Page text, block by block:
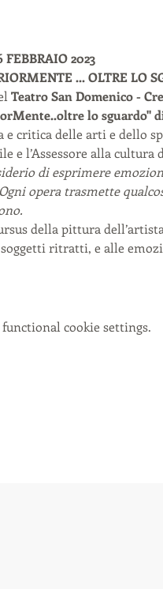
2023
... OLTRE LO
Teatro San Domenico -
lo sguardo"
critica delle arti e dello
e l’Assessore alla
di esprimere
opera trasmette
della pittura
ritratti, e alle
cookie settings.